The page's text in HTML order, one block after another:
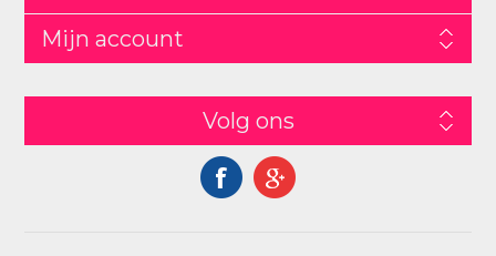
Mijn account
Volg ons